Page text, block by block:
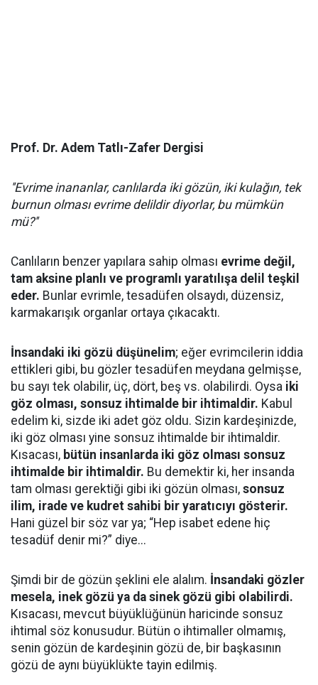
Prof. Dr. Adem Tatlı-Zafer Dergisi
''Evrime inananlar, canlılarda iki gözün, iki kulağın, tek
burnun olması evrime delildir diyorlar, bu mümkün
mü?''
Canlıların benzer yapılara sahip olması evrime değil,
tam aksine planlı ve programlı yaratılışa delil teşkil
eder. Bunlar evrimle, tesadüfen olsaydı, düzensiz,
karmakarışık organlar ortaya çıkacaktı.
İnsandaki iki gözü düşünelim; eğer evrimcilerin iddia
ettikleri gibi, bu gözler tesadüfen meydana gelmişse,
bu sayı tek olabilir, üç, dört, beş vs. olabilirdi. Oysa iki
göz olması, sonsuz ihtimalde bir ihtimaldir. Kabul
edelim ki, sizde iki adet göz oldu. Sizin kardeşinizde,
iki göz olması yine sonsuz ihtimalde bir ihtimaldir.
Kısacası, bütün insanlarda iki göz olması sonsuz
ihtimalde bir ihtimaldir. Bu demektir ki, her insanda
tam olması gerektiği gibi iki gözün olması, sonsuz
ilim, irade ve kudret sahibi bir yaratıcıyı gösterir.
Hani güzel bir söz var ya; “Hep isabet edene hiç
tesadüf denir mi?” diye...
Şimdi bir de gözün şeklini ele alalım. İnsandaki gözler
mesela, inek gözü ya da sinek gözü gibi olabilirdi.
Kısacası, mevcut büyüklüğünün haricinde sonsuz
ihtimal söz konusudur. Bütün o ihtimaller olmamış,
senin gözün de kardeşinin gözü de, bir başkasının
gözü de aynı büyüklükte tayin edilmiş.